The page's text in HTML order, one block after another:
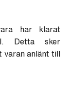
har klarat
Detta sker
anlänt till